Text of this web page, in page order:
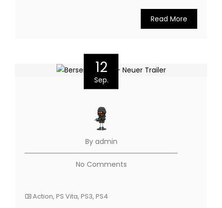
Read More
12
Sep.
By admin
No Comments
Action, PS Vita, PS3, PS4